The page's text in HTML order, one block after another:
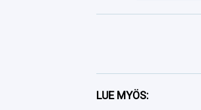
Facebook
LUE MYÖS: